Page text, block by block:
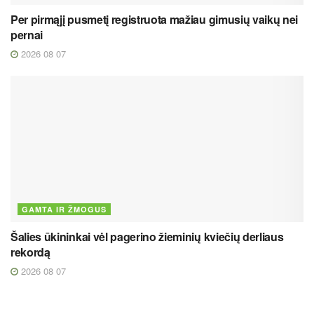
Per pirmąjį pusmetį registruota mažiau gimusių vaikų nei
pernai
2026 08 07
GAMTA IR ŽMOGUS
Šalies ūkininkai vėl pagerino žieminių kviečių derliaus
rekordą
2026 08 07